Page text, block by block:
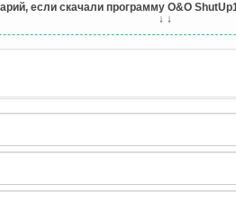
если скачали программу O&O
↓ ↓